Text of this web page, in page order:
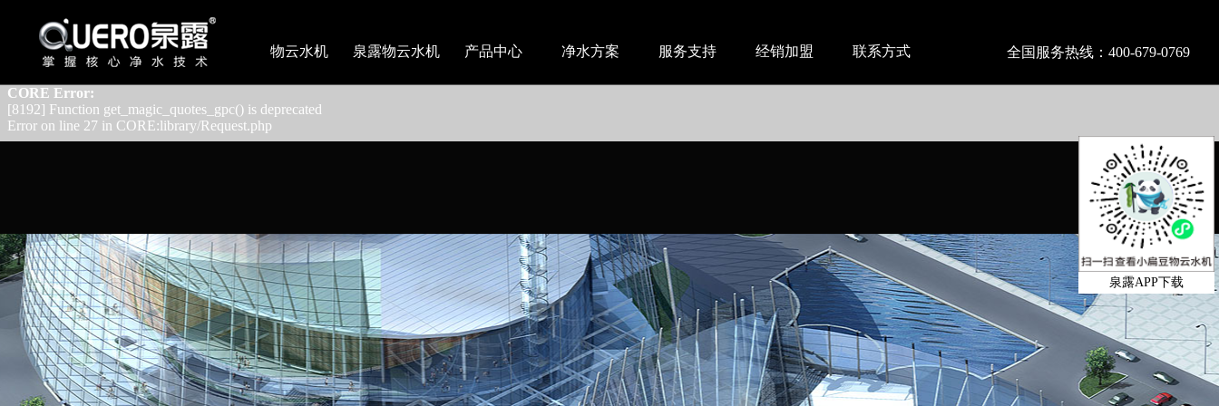
CORE Error:
[8192] Array and string offset access syntax with curly braces is deprecated
Error on line 181 in CORE:library/Utils.php
CORE Error:
[8192] Function get_magic_quotes_gpc() is deprecated
Error on line 27 in CORE:library/Request.php
物云水机 泉露物云水机 产品中心 净水方案 服务支持 经销加盟 联系方式 全国服务热线： 400-679-0769
泉露APP下载